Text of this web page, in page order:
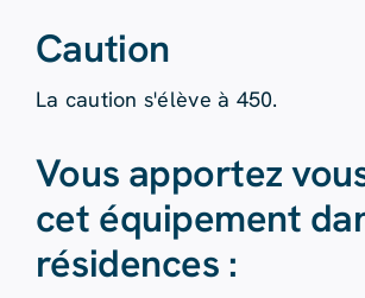
Caution
La caution s'élève à 450.
Vous apportez
cet équipement
résidences :